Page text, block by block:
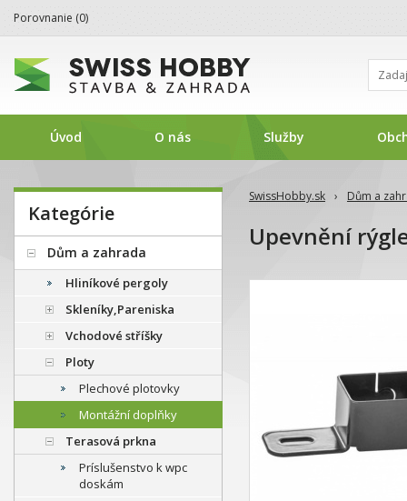
SwissHobby.sk › Dům a
Upevnění
Kategórie
Dům a zahrada
Hliníkové pergoly
Skleníky,Pareniska
Vchodové stříšky
Ploty
Plechové plotovky
Montážní doplňky
Terasová prkna
Príslušenstvo k wpc
doskám
Porovnanie (0)
Úvod O nás Služby